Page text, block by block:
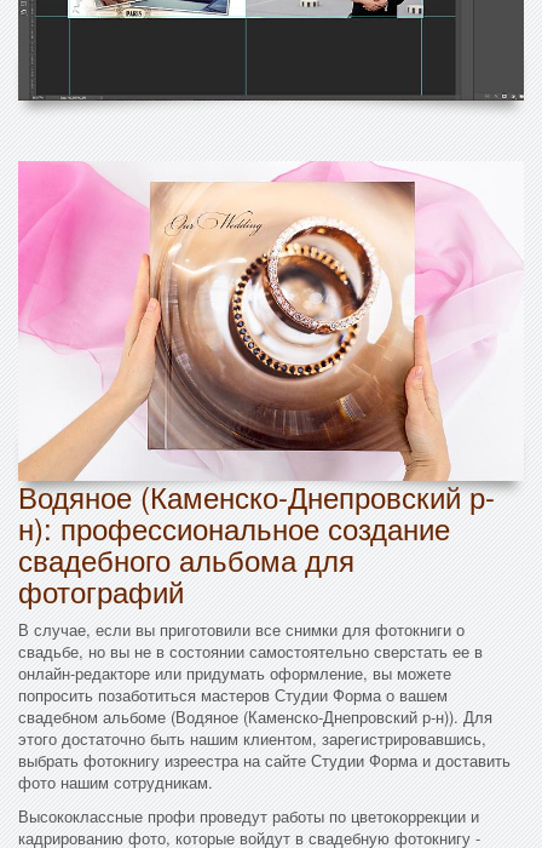
Водяное (Каменско-Днепровский р-
н): профессиональное создание
свадебного альбома для
фотографий
В случае, если вы приготовили все снимки для фотокниги о
свадьбе, но вы не в состоянии самостоятельно сверстать ее в
онлайн-редакторе или придумать оформление, вы можете
попросить позаботиться мастеров Студии Форма о вашем
свадебном альбоме (Водяное (Каменско-Днепровский р-н)). Для
этого достаточно быть нашим клиентом, зарегистрировавшись,
выбрать фотокнигу изреестра на сайте Студии Форма и доставить
фото нашим сотрудникам.
Высококлассные профи проведут работы по цветокоррекции и
кадрированию фото, которые войдут в свадебную фотокнигу -